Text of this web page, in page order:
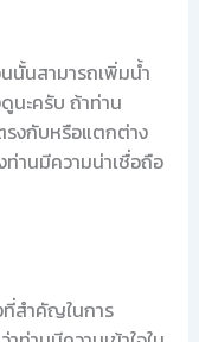
นั้นสามารถเพิ่มน้ำ
ะครับ ถ้าท่าน
รงกับหรือแตกต่าง
านมีความน่าเชื่อถือ
สำคัญในการ